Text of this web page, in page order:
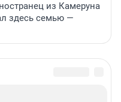
из Камеруна
здесь семью —